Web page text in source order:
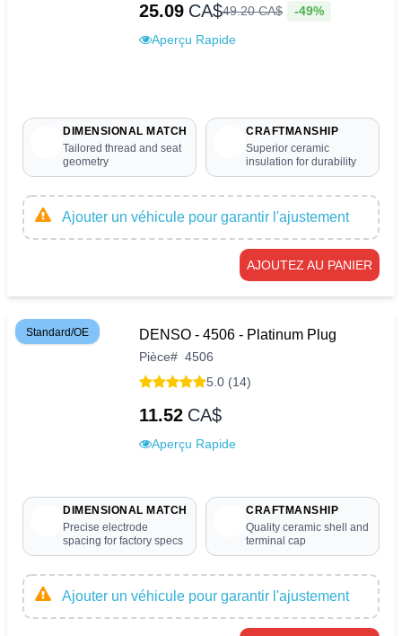
25.09 CA$49.20CA$ -49%
Aperçu Rapide
DIMENSIONAL MATCH
Tailored thread and seat
geometry
CRAFTMANSHIP
Superior ceramic
insulation for durability
Ajouter un véhicule pour garantir l'ajustement
AJOUTEZ AU PANIER
Standard/OE DENSO - 4506 - Platinum Plug
Pièce# 4506
5.0 (14)
11.52 CA$
Aperçu Rapide
DIMENSIONAL MATCH
Precise electrode
spacing for factory specs
CRAFTMANSHIP
Quality ceramic shell and
terminal cap
Ajouter un véhicule pour garantir l'ajustement